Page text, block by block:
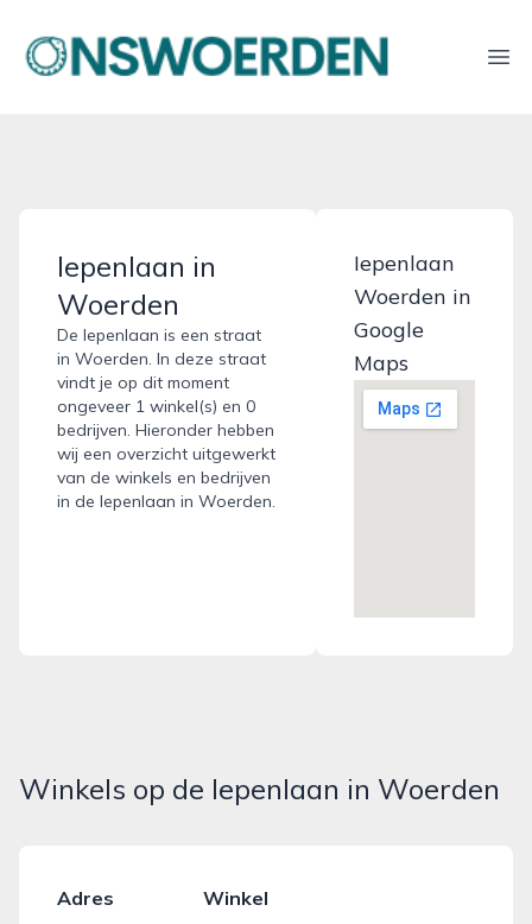
onswoerden.nl
Iepenlaan in
Woerden
De Iepenlaan is een straat
in Woerden. In deze straat
vindt je op dit moment
ongeveer 1 winkel(s) en 0
bedrijven. Hieronder hebben
wij een overzicht uitgewerkt
van de winkels en bedrijven
in de Iepenlaan in Woerden.
Iepenlaan
Woerden in
Google
Maps
Winkels op de Iepenlaan in Woerden
Adres Winkel